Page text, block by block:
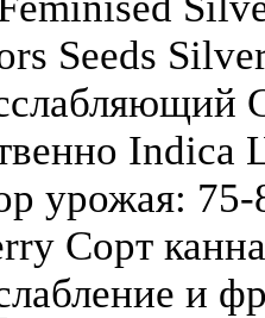
Seeds
Indica
урожая:
Сорт
и